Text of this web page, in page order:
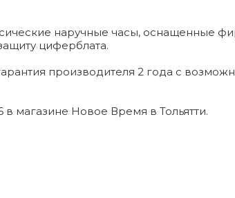
наручные часы, оснащенные
циферблата.
производителя 2 года с
в магазине Новое Время в Тольятти.